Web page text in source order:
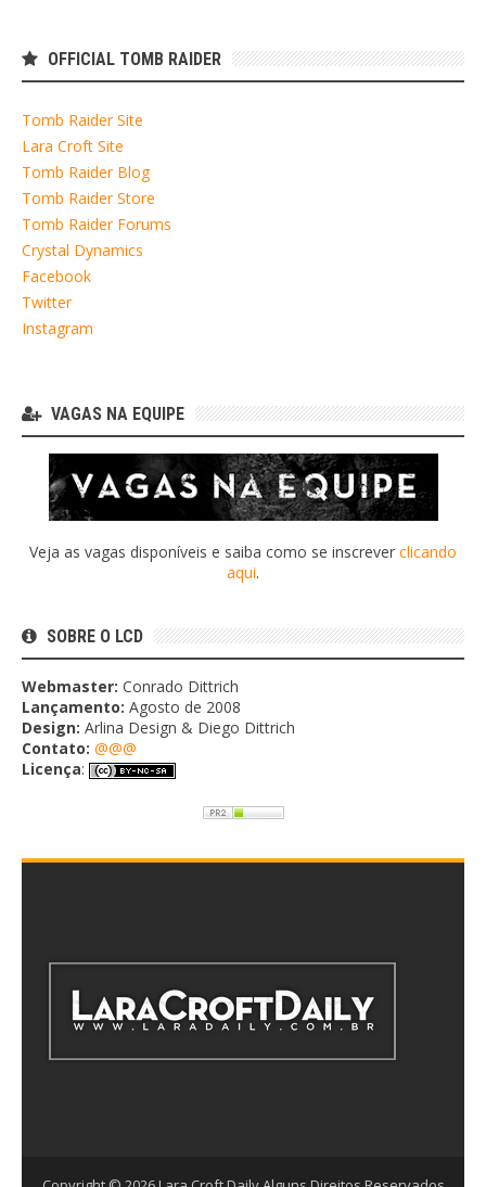
OFFICIAL TOMB RAIDER
Tomb Raider Site
Lara Croft Site
Tomb Raider Blog
Tomb Raider Store
Tomb Raider Forums
Crystal Dynamics
Facebook
Twitter
Instagram
VAGAS NA EQUIPE
Veja as vagas disponíveis e saiba como se inscrever clicando
aqui.
SOBRE O LCD
Webmaster: Conrado Dittrich
Lançamento: Agosto de 2008
Design: Arlina Design & Diego Dittrich
Contato: @@@
Licença: